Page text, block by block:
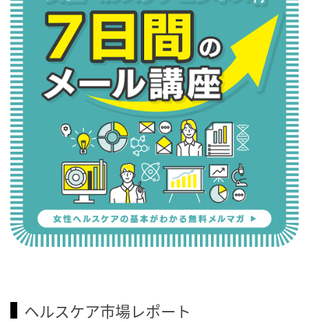
ヘルスケア市場レポート